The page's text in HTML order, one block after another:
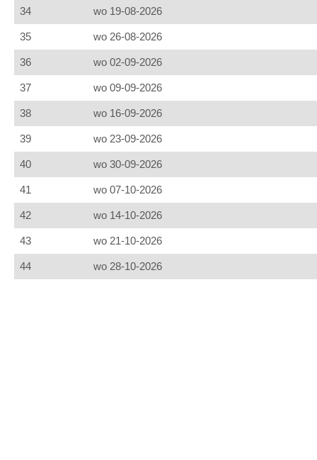
34 wo 19-08-2026
35 wo 26-08-2026
36 wo 02-09-2026
37 wo 09-09-2026
38 wo 16-09-2026
39 wo 23-09-2026
40 wo 30-09-2026
41 wo 07-10-2026
42 wo 14-10-2026
43 wo 21-10-2026
44 wo 28-10-2026